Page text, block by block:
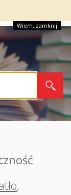
Wiem, zamknij
,